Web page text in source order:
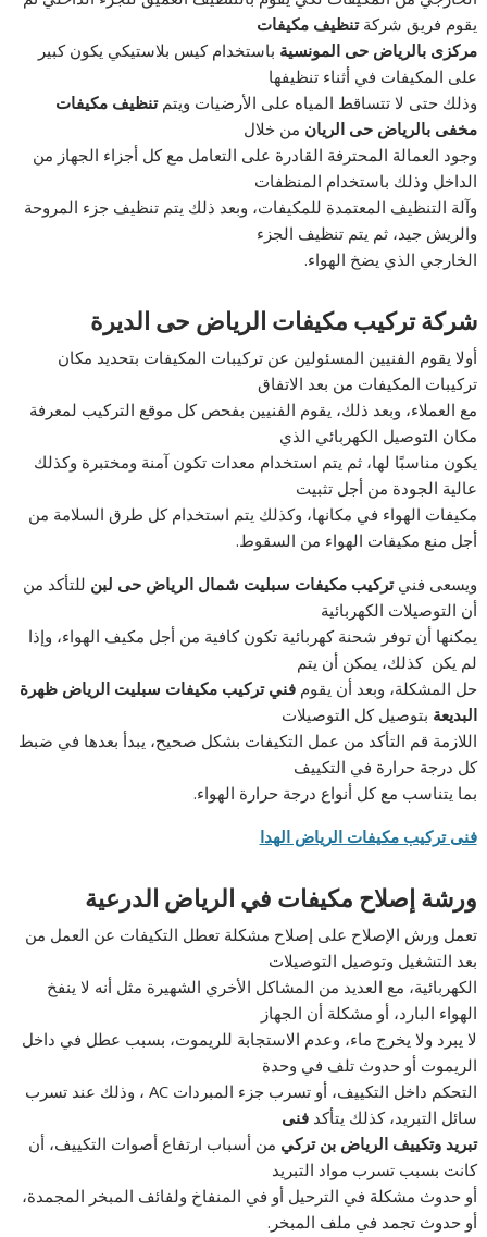
يقوم فريق شركةتنظيف مكيفات
مركزى بالرياض حى المونسية باستخدام كيس بلاستيكي يكون كبير
على المكيفات في أثناء تنظيفها
وذلك حتى لا تتساقط المياه على الأرضيات ويتمتنظيف مكيفات
مخفى بالرياض حى الريان من خلال
وجود العمالة المحترفة القادرة على التعامل مع كل أجزاء الجهاز من
الداخل وذلك باستخدام المنظفات
وآلة التنظيف المعتمدة للمكيفات، وبعد ذلك يتم تنظيف جزء المروحة
والريش جيد، ثم يتم تنظيف الجزء
الخارجي الذي يضخ الهواء.
شركة تركيب مكيفات الرياض حى الديرة
أولا يقوم الفنيين المسئولين عن تركيبات المكيفات بتحديد مكان
تركيبات المكيفات من بعد الاتفاق
مع العملاء، وبعد ذلك، يقوم الفنيين بفحص كل موقع التركيب لمعرفة
مكان التوصيل الكهربائي الذي
يكون مناسبًا لها، ثم يتم استخدام معدات تكون آمنة ومختبرة وكذلك
عالية الجودة من أجل تثبيت
مكيفات الهواء في مكانها، وكذلك يتم استخدام كل طرق السلامة من
أجل منع مكيفات الهواء من السقوط.
ويسعى فنيتركيب مكيفات سبليت شمال الرياض حى لبن للتأكد من
أن التوصيلات الكهربائية
يمكنها أن توفر شحنة كهربائية تكون كافية من أجل مكيف الهواء، وإذا
لم يكن كذلك، يمكن أن يتم
حل المشكلة، وبعد أن يقومفني تركيب مكيفات سبليت الرياض ظهرة
البديعة بتوصيل كل التوصيلات
اللازمة قم التأكد من عمل التكيفات بشكل صحيح، يبدأ بعدها في ضبط
كل درجة حرارة في التكييف
بما يتناسب مع كل أنواع درجة حرارة الهواء.
فنى تركيب مكيفات الرياض الهدا
ورشة إصلاح مكيفات في الرياض الدرعية
تعمل ورش الإصلاح على إصلاح مشكلة تعطل التكيفات عن العمل من
بعد التشغيل وتوصيل التوصيلات
الكهربائية، مع العديد من المشاكل الأخري الشهيرة مثل أنه لا ينفخ
الهواء البارد، أو مشكلة أن الجهاز
لا يبرد ولا يخرج ماء، وعدم الاستجابة للريموت، بسبب عطل في داخل
الريموت أو حدوث تلف في وحدة
التحكم داخل التكييف، أو تسرب جزء المبردات AC ، وذلك عند تسرب
سائل التبريد، كذلك يتأكدفنى
تبريد وتكييف الرياض بن تركي من أسباب ارتفاع أصوات التكييف، أن
كانت بسبب تسرب مواد التبريد
أو حدوث مشكلة في الترحيل أو في المنفاخ ولفائف المبخر المجمدة،
أو حدوث تجمد في ملف المبخر.